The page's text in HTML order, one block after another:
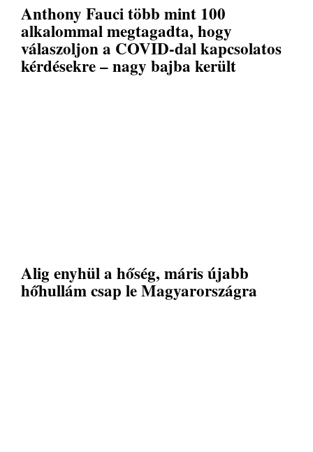
Anthony Fauci több mint 100
alkalommal megtagadta, hogy
válaszoljon a COVID-dal kapcsolatos
kérdésekre – nagy bajba került
Alig enyhül a hőség, máris újabb
hőhullám csap le Magyarországra